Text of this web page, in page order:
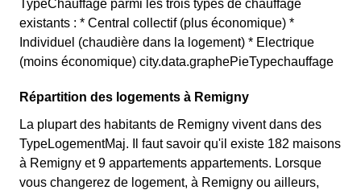
TypeChauffage parmi les trois types de chauffage
existants : * Central collectif (plus économique) *
Individuel (chaudière dans la logement) * Electrique
(moins économique) city.data.graphePieTypechauffage
Répartition des logements à Remigny
La plupart des habitants de Remigny vivent dans des
TypeLogementMaj. Il faut savoir qu'il existe 182 maisons
à Remigny et 9 appartements appartements. Lorsque
vous changerez de logement, à Remigny ou ailleurs,